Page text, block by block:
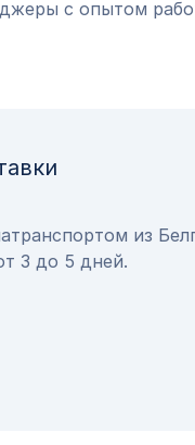
с опытом
из
3 до 5 дней.